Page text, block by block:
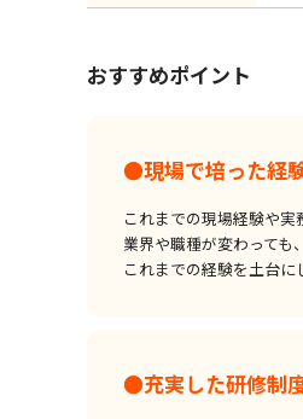
おすすめポイント
●現場で培った経
これまでの現場経験や実
業界や職種が変わっても
これまでの経験を土台に
●充実した研修制